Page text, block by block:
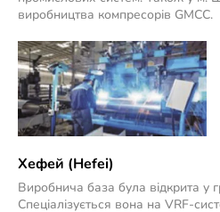
виробництва компресорів GMCC.
Хефей (Hefei)
Виробнича база була відкрита у
Спеціалізується вона на VRF-